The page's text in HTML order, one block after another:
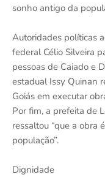
sonho antigo da
Autoridades políticas
federal Célio Silveira
pessoas de Caiado e
estadual Issy Quinan
Goiás em executar
Por fim, a prefeita de
ressaltou “que a obra
população”.
Dignidade